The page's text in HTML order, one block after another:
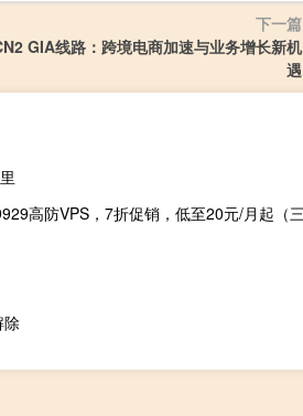
下一篇
GIA线路：跨境电商加速与业务增长新机
遇